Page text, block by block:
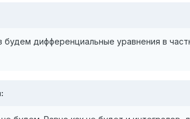
дифференциальные уравнения в